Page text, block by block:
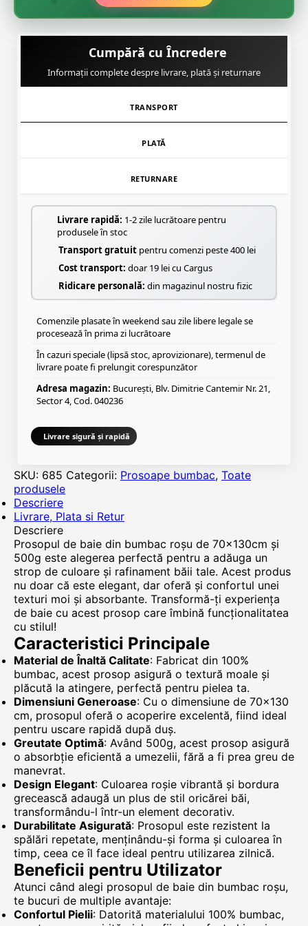
🌸
Cumpără cu Încredere
Informații complete despre livrare, plată și returnare
TRANSPORT
PLATĂ
RETURNARE
Livrare rapidă: 1-2 zile lucrătoare pentru
produsele în stoc
Transport gratuit pentru comenzi peste 400 lei
Cost transport: doar 19 lei cu Cargus
Ridicare personală: din magazinul nostru fizic
Comenzile plasate în weekend sau zile libere legale se
procesează în prima zi lucrătoare
În cazuri speciale (lipsă stoc, aprovizionare), termenul de
livrare poate fi prelungit corespunzător
Adresa magazin: București, Blv. Dimitrie Cantemir Nr. 21,
Sector 4, Cod. 040236
Livrare sigură și rapidă
SKU: 685 Categorii: Prosoape bumbac, Toate
produsele
Descriere
Livrare, Plata si Retur
Descriere
Prosopul de baie din bumbac roșu de 70x130cm și
500g este alegerea perfectă pentru a adăuga un
strop de culoare și rafinament băii tale. Acest produs
nu doar că este elegant, dar oferă și confortul unei
texturi moi și absorbante. Transformă-ți experiența
de baie cu acest prosop care îmbină funcționalitatea
cu stilul!
Caracteristici Principale
Material de Înaltă Calitate: Fabricat din 100%
bumbac, acest prosop asigură o textură moale și
plăcută la atingere, perfectă pentru pielea ta.
Dimensiuni Generoase: Cu o dimensiune de 70x130
cm, prosopul oferă o acoperire excelentă, fiind ideal
pentru uscare rapidă după duș.
Greutate Optimă: Având 500g, acest prosop asigură
o absorbție eficientă a umezelii, fără a fi prea greu de
manevrat.
Design Elegant: Culoarea roșie vibrantă și bordura
grecească adaugă un plus de stil oricărei băi,
transformându-l într-un element decorativ.
Durabilitate Asigurată: Prosopul este rezistent la
spălări repetate, menținându-și forma și culoarea în
timp, ceea ce îl face ideal pentru utilizarea zilnică.
Beneficii pentru Utilizator
Atunci când alegi prosopul de baie din bumbac roșu,
te bucuri de multiple avantaje:
Confortul Pielii: Datorită materialului 100% bumbac,